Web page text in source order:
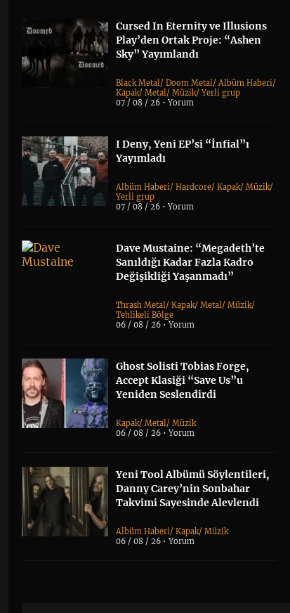
Cursed In Eternity ve Illusions
Play’den Ortak Proje: “Ashen
Sky” Yayımlandı
Black Metal/Doom Metal/Albüm Haberi/
Kapak/Metal/Müzik/Yerli grup
07 / 08 / 26 •Yorum
I Deny, Yeni EP’si “İnfial”ı
Yayımladı
Albüm Haberi/Hardcore/Kapak/Müzik/
Yerli grup
07 / 08 / 26 •Yorum
Dave Mustaine: “Megadeth’te
Sanıldığı Kadar Fazla Kadro
Değişikliği Yaşanmadı”
Thrash Metal/Kapak/Metal/Müzik/
Tehlikeli Bölge
06 / 08 / 26 •Yorum
Ghost Solisti Tobias Forge,
Accept Klasiği “Save Us”u
Yeniden Seslendirdi
Kapak/Metal/Müzik
06 / 08 / 26 •Yorum
Yeni Tool Albümü Söylentileri,
Danny Carey’nin Sonbahar
Takvimi Sayesinde Alevlendi
Albüm Haberi/Kapak/Müzik
06 / 08 / 26 •Yorum